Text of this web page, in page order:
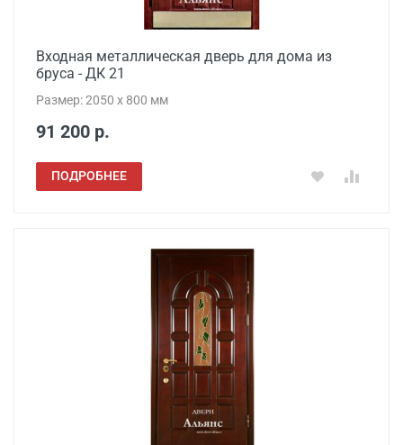
Входная металлическая дверь для дома из
бруса - ДК 21
Размер: 2050 x 800 мм
91 200 р.
ПОДРОБНЕЕ